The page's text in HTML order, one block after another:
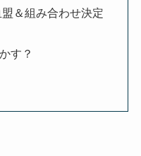
＆組み合わせ決定
す？